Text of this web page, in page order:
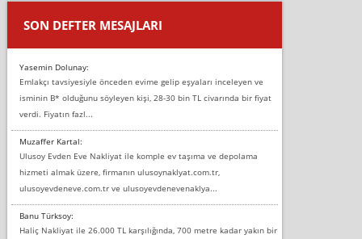
SON DEFTER MESAJLARI
Yasemin Dolunay:
Emlakçı tavsiyesiyle önceden evime gelip eşyaları inceleyen ve
isminin B* olduğunu söyleyen kişi, 28-30 bin TL civarında bir fiyat
verdi. Fiyatın fazl...
Muzaffer Kartal:
Ulusoy Evden Eve Nakliyat ile komple ev taşıma ve depolama
hizmeti almak üzere, firmanın ulusoynaklyat.com.tr,
ulusoyevdeneve.com.tr ve ulusoyevdenevenaklya...
Banu Türksoy:
Haliç Nakliyat ile 26.000 TL karşılığında, 700 metre kadar yakın bir